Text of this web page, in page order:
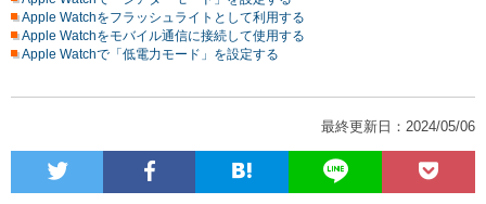
Apple Watchをフラッシュライトとして利用する
Apple Watchをモバイル通信に接続して使用する
Apple Watchで「低電力モード」を設定する
最終更新日：2024/05/06